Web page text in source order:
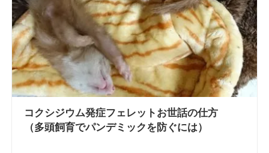
コクシジウム発症フェレットお世話の仕方
（多頭飼育でパンデミックを防ぐには）